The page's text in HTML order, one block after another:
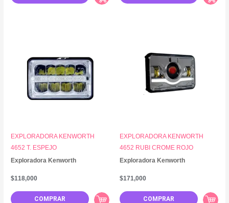
Exploradora Kenworth
EXPLORADORA KENWORTH
4652 T. ESPEJO
COMPRAR
$118,000
Exploradora Kenworth
EXPLORADORA KENWORTH
4652 RUBI CROME ROJO
COMPRAR
$171,000